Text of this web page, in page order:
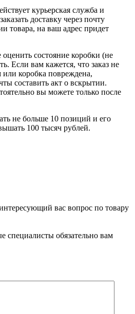
курьерская служба и
доставку через почту
товара, на ваш адрес придет
состояние коробки (не
Если вам кажется, что заказ не
или коробка повреждена,
составить акт о вскрытии.
вы можете только после
не больше 10 позиций и его
100 тысяч рублей.
вас вопрос по товару
обязательно вам